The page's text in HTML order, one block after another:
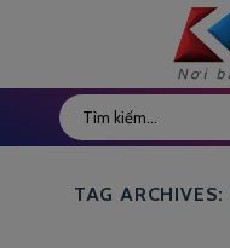
TAG ARCHIVES: